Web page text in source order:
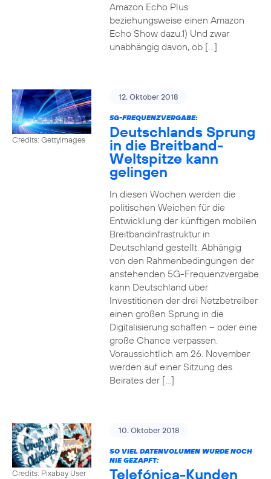
Amazon Echo Plus
beziehungsweise einen Amazon
Echo Show dazu.1) Und zwar
unabhängig davon, ob […]
Credits: Gettyimages
12. Oktober 2018
5G-FREQUENZVERGABE:
Deutschlands Sprung
in die Breitband-
Weltspitze kann
gelingen
In diesen Wochen werden die
politischen Weichen für die
Entwicklung der künftigen mobilen
Breitbandinfrastruktur in
Deutschland gestellt. Abhängig
von den Rahmenbedingungen der
anstehenden 5G-Frequenzvergabe
kann Deutschland über
Investitionen der drei Netzbetreiber
einen großen Sprung in die
Digitalisierung schaffen – oder eine
große Chance verpassen.
Voraussichtlich am 26. November
werden auf einer Sitzung des
Beirates der […]
Credits: Pixabay User
10. Oktober 2018
SO VIEL DATENVOLUMEN WURDE NOCH
NIE GEZAPFT:
Telefónica-Kunden